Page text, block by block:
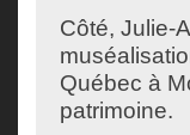
Côté, Julie-
Québec à
patrimoine.